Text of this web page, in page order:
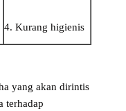
4. Kurang higienis
yang akan dirintis
terhadap